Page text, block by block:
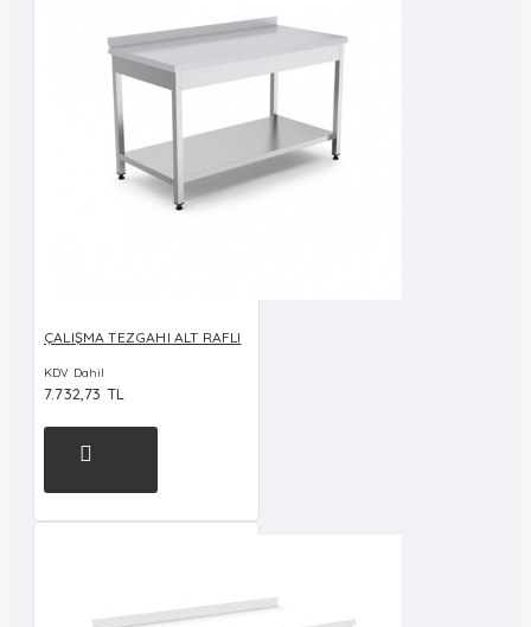
ÇALIŞMA TEZGAHI ALT RAFLI
KDV Dahil
7.732,73 TL